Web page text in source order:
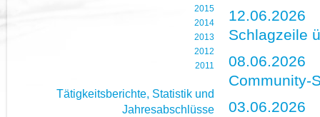
2015
2014
2013
2012
2011
Tätigkeitsberichte, Statistik und
Jahresabschlüsse
12.06.2026
Schlagzeile
08.06.2026
Community-
03.06.2026